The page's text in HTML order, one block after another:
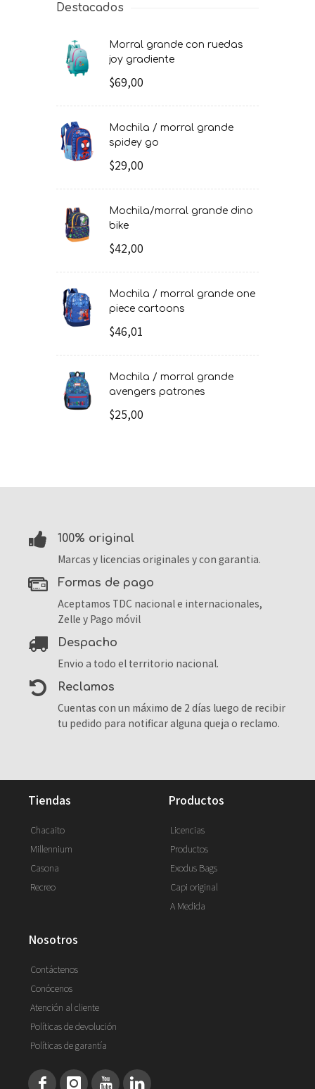
Destacados
morral grande con ruedas
joy gradiente
$69,00
mochila / morral grande
spidey go
$29,00
mochila/morral grande dino
bike
$42,00
mochila / morral grande one
piece cartoons
$46,01
mochila / morral grande
avengers patrones
$25,00
100% original
Marcas y licencias originales y con garantia.
formas de pago
Aceptamos TDC nacional e internacionales,
Zelle y Pago móvil
despacho
Envio a todo el territorio nacional.
reclamos
Cuentas con un máximo de 2 días luego de recibir
tu pedido para notificar alguna queja o reclamo.
tiendas
Chacaito
Millennium
Casona
Recreo
productos
Licencias
Productos
Exodus Bags
Capi original
A Medida
nosotros
Contáctenos
Conócenos
Atención al cliente
Políticas de devolución
Políticas de garantía